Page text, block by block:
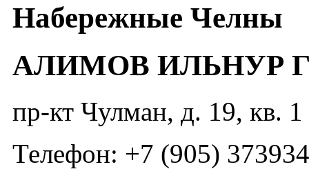
Набережные Челны
АЛИМОВ ИЛЬНУР
пр-кт Чулман, д. 19, кв. 1
Телефон: +7 (905)